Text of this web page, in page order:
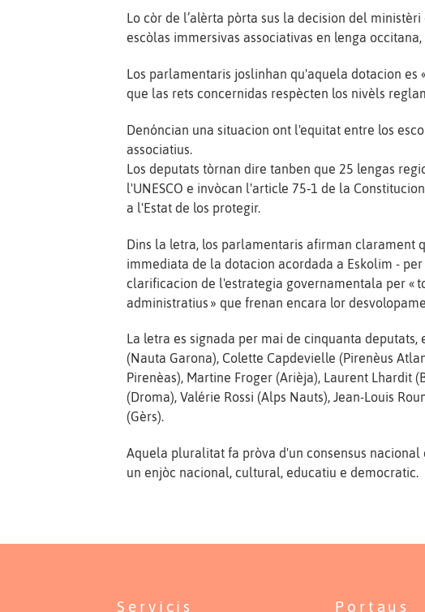
Lo còr de l’alèrta pòrta sus la decision del
escòlas immersivas associativas en lenga
Los parlamentaris joslinhan qu'aquela dotacion es
que las rets concernidas respècten los nivèls
Denóncian una situacion ont l'equitat entre los
associatius.
Los deputats tòrnan dire tanben que 25 lengas
l'UNESCO e invòcan l'article 75‑1 de la
a l'Estat de los protegir.
Dins la letra, los parlamentaris afirman clarament
immediata de la dotacion acordada a Eskolim -
clarificacion de l'estrategia governamentala per «
administratius » que frenan encara lor
La letra es signada per mai de cinquanta
(Nauta Garona), Colette Capdevielle (Pirenèus
Pirenèas), Martine Froger (Arièja), Laurent Lhardit
(Droma), Valérie Rossi (Alps Nauts), Jean-Louis
(Gèrs).
Aquela pluralitat fa pròva d'un consensus
un enjòc nacional, cultural, educatiu e democratic.
Servicis Portaus